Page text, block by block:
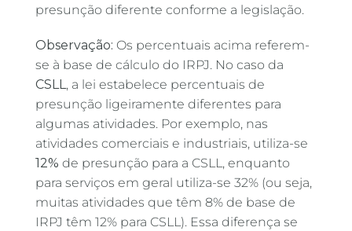
presunção diferente conforme a legislação.
Observação: Os percentuais acima referem-
se à base de cálculo do IRPJ. No caso da
CSLL, a lei estabelece percentuais de
presunção ligeiramente diferentes para
algumas atividades. Por exemplo, nas
atividades comerciais e industriais, utiliza-se
12% de presunção para a CSLL, enquanto
para serviços em geral utiliza-se 32% (ou seja,
muitas atividades que têm 8% de base de
IRPJ têm 12% para CSLL). Essa diferença se